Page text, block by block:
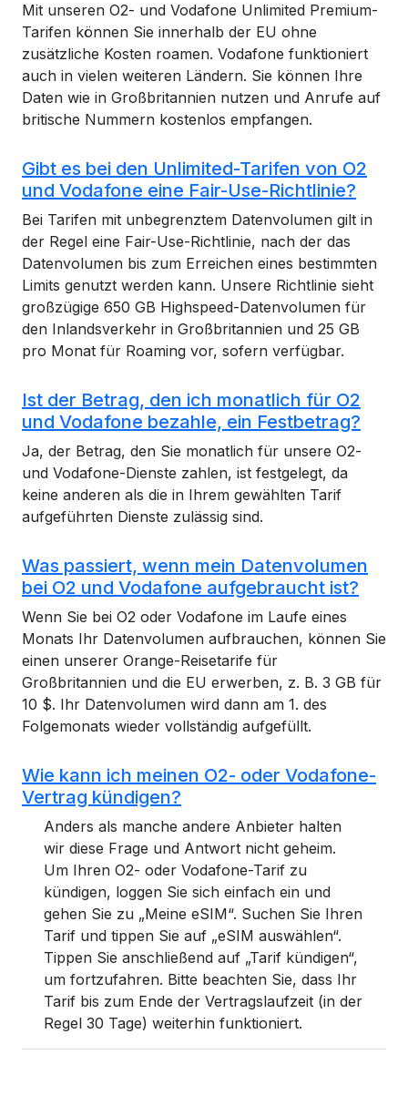
Mit unseren O2- und Vodafone Unlimited Premium-
Tarifen können Sie innerhalb der EU ohne
zusätzliche Kosten roamen. Vodafone funktioniert
auch in vielen weiteren Ländern. Sie können Ihre
Daten wie in Großbritannien nutzen und Anrufe auf
britische Nummern kostenlos empfangen.
Gibt es bei den Unlimited-Tarifen von O2
und Vodafone eine Fair-Use-Richtlinie?
Bei Tarifen mit unbegrenztem Datenvolumen gilt in
der Regel eine Fair-Use-Richtlinie, nach der das
Datenvolumen bis zum Erreichen eines bestimmten
Limits genutzt werden kann. Unsere Richtlinie sieht
großzügige 650 GB Highspeed-Datenvolumen für
den Inlandsverkehr in Großbritannien und 25 GB
pro Monat für Roaming vor, sofern verfügbar.
Ist der Betrag, den ich monatlich für O2
und Vodafone bezahle, ein Festbetrag?
Ja, der Betrag, den Sie monatlich für unsere O2-
und Vodafone-Dienste zahlen, ist festgelegt, da
keine anderen als die in Ihrem gewählten Tarif
aufgeführten Dienste zulässig sind.
Was passiert, wenn mein Datenvolumen
bei O2 und Vodafone aufgebraucht ist?
Wenn Sie bei O2 oder Vodafone im Laufe eines
Monats Ihr Datenvolumen aufbrauchen, können Sie
einen unserer Orange-Reisetarife für
Großbritannien und die EU erwerben, z. B. 3 GB für
10 $. Ihr Datenvolumen wird dann am 1. des
Folgemonats wieder vollständig aufgefüllt.
Wie kann ich meinen O2- oder Vodafone-
Vertrag kündigen?
Anders als manche andere Anbieter halten
wir diese Frage und Antwort nicht geheim.
Um Ihren O2- oder Vodafone-Tarif zu
kündigen, loggen Sie sich einfach ein und
gehen Sie zu „Meine eSIM“. Suchen Sie Ihren
Tarif und tippen Sie auf „eSIM auswählen“.
Tippen Sie anschließend auf „Tarif kündigen“,
um fortzufahren. Bitte beachten Sie, dass Ihr
Tarif bis zum Ende der Vertragslaufzeit (in der
Regel 30 Tage) weiterhin funktioniert.